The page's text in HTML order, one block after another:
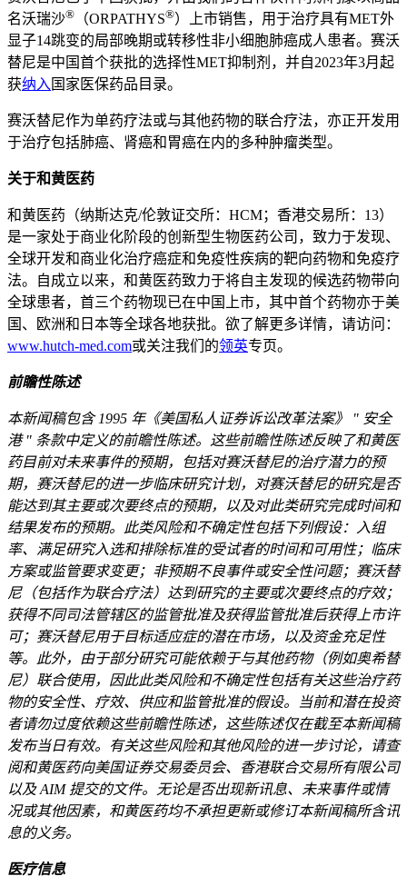
名沃瑞沙® （ORPATHYS®）上市销售，用于治疗具有MET外
显子14跳变的局部晚期或转移性非小细胞肺癌成人患者。赛沃
替尼是中国首个获批的选择性MET抑制剂，并自2023年3月起
获纳入 国家医保药品目录。
赛沃替尼作为单药疗法或与其他药物的联合疗法，亦正开发用
于治疗包括肺癌、肾癌和胃癌在内的多种肿瘤类型。
关于和黄医药
和黄医药（纳斯达克/伦敦证交所：HCM；香港交易所：13）
是一家处于商业化阶段的创新型生物医药公司，致力于发现、
全球开发和商业化治疗癌症和免疫性疾病的靶向药物和免疫疗
法。自成立以来，和黄医药致力于将自主发现的候选药物带向
全球患者，首三个药物现已在中国上市，其中首个药物亦于美
国、欧洲和日本等全球各地获批。欲了解更多详情，请访问：
www.hutch‑med.com或关注我们的领英专页。
前瞻性陈述
本新闻稿包含 1995 年《美国私人证券诉讼改革法案》 " 安全
港 " 条款中定义的前瞻性陈述。这些前瞻性陈述反映了和黄医
药目前对未来事件的预期，包括对赛沃替尼的治疗潜力的预
期，赛沃替尼的进一步临床研究计划，对赛沃替尼的研究是否
能达到其主要或次要终点的预期，以及对此类研究完成时间和
结果发布的预期。此类风险和不确定性包括下列假设：入组
率、满足研究入选和排除标准的受试者的时间和可用性；临床
方案或监管要求变更；非预期不良事件或安全性问题；赛沃替
尼（包括作为联合疗法）达到研究的主要或次要终点的疗效；
获得不同司法管辖区的监管批准及获得监管批准后获得上市许
可；赛沃替尼用于目标适应症的潜在市场，以及资金充足性
等。此外，由于部分研究可能依赖于与其他药物（例如奥希替
尼）联合使用，因此此类风险和不确定性包括有关这些治疗药
物的安全性、疗效、供应和监管批准的假设。当前和潜在投资
者请勿过度依赖这些前瞻性陈述，这些陈述仅在截至本新闻稿
发布当日有效。有关这些风险和其他风险的进一步讨论，请查
阅和黄医药向美国证券交易委员会、香港联合交易所有限公司
以及 AIM 提交的文件。无论是否出现新讯息、未来事件或情
况或其他因素，和黄医药均不承担更新或修订本新闻稿所含讯
息的义务。
医疗信息